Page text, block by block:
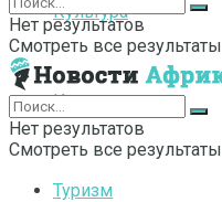
Культура
Интернет
Туризм
Нет результатов
Смотреть все результаты
Нет результатов
Смотреть все результаты